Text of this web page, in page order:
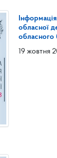
обласної
обласного
19 жовтня